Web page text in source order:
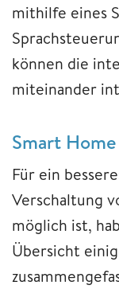
mithilfe eines
können die
miteinander
Smart
Für ein
Verschaltung
möglich ist,
Übersicht